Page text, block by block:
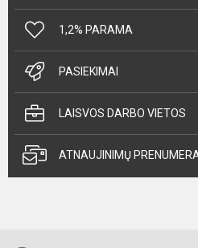
1,2% PARAMA
PASIEKIMAI
LAISVOS DARBO VIETOS
ATNAUJINIMŲ